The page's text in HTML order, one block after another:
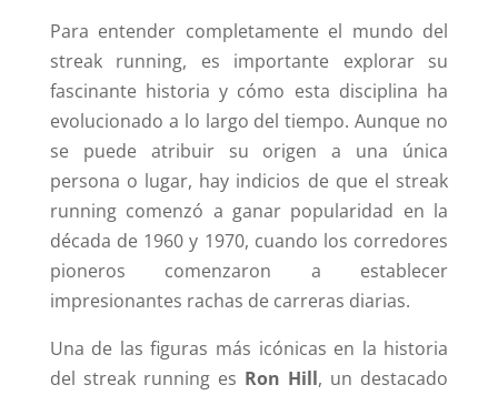
Para entender completamente el mundo del
streak running, es importante explorar su
fascinante historia y cómo esta disciplina ha
evolucionado a lo largo del tiempo. Aunque no
se puede atribuir su origen a una única
persona o lugar, hay indicios de que el streak
running comenzó a ganar popularidad en la
década de 1960 y 1970, cuando los corredores
pioneros comenzaron a establecer
impresionantes rachas de carreras diarias.
Una de las figuras más icónicas en la historia
del streak running es Ron Hill, un destacado